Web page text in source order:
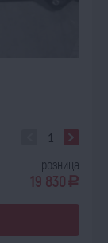
розница
19 830 a